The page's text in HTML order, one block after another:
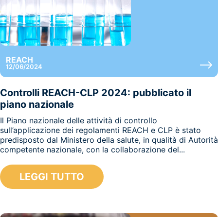
REACH
12/06/2024
Controlli REACH-CLP 2024: pubblicato il
piano nazionale
Il Piano nazionale delle attività di controllo
sull’applicazione dei regolamenti REACH e CLP è stato
predisposto dal Ministero della salute, in qualità di Autorità
competente nazionale, con la collaborazione del...
LEGGI TUTTO